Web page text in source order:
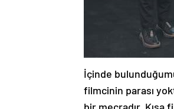
İçinde
filmcinin parası